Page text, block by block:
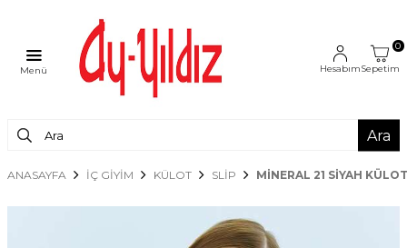
Menü Hesabım
0
Sepetim
Ara
ANASAYFA İÇ GİYİM KÜLOT SLIP MINERAL 21 SIYAH KÜLOT